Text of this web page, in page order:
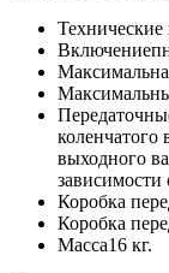
Включение
коленчатого
выходного
зависимости
Коробка
Коробка
Масса16 кг.